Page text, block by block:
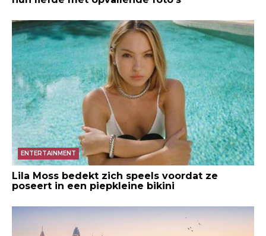
ENTERTAINMENT
Lila Moss bedekt zich speels voordat ze
poseert in een piepkleine bikini